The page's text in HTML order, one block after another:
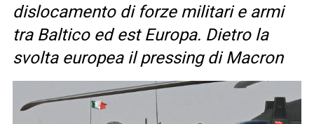
dislocamento di forze militari e armi
tra Baltico ed est Europa. Dietro la
svolta europea il pressing di Macron